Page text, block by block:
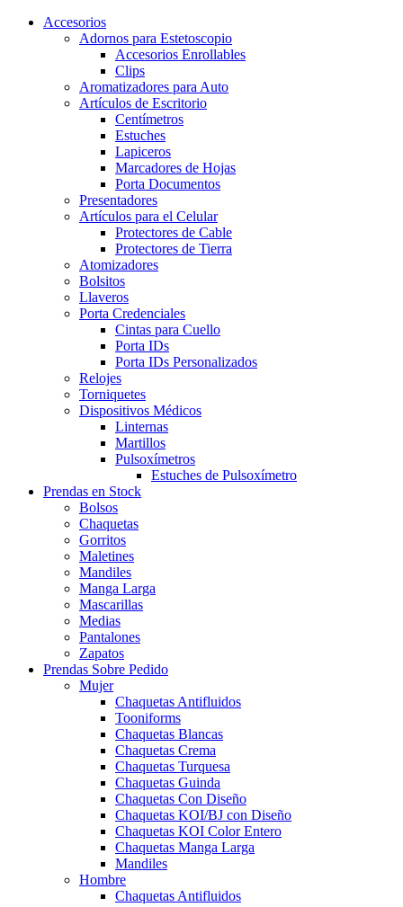
Accesorios
Adornos para Estetoscopio
Accesorios Enrollables
Clips
Aromatizadores para Auto
Artículos de Escritorio
Centímetros
Estuches
Lapiceros
Marcadores de Hojas
Porta Documentos
Presentadores
Artículos para el Celular
Protectores de Cable
Protectores de Tierra
Atomizadores
Bolsitos
Llaveros
Porta Credenciales
Cintas para Cuello
Porta IDs
Porta IDs Personalizados
Relojes
Torniquetes
Dispositivos Médicos
Linternas
Martillos
Pulsoxímetros
Estuches de Pulsoxímetro
Prendas en Stock
Bolsos
Chaquetas
Gorritos
Maletines
Mandiles
Manga Larga
Mascarillas
Medias
Pantalones
Zapatos
Prendas Sobre Pedido
Mujer
Chaquetas Antifluidos
Tooniforms
Chaquetas Blancas
Chaquetas Crema
Chaquetas Turquesa
Chaquetas Guinda
Chaquetas Con Diseño
Chaquetas KOI/BJ con Diseño
Chaquetas KOI Color Entero
Chaquetas Manga Larga
Mandiles
Hombre
Chaquetas Antifluidos